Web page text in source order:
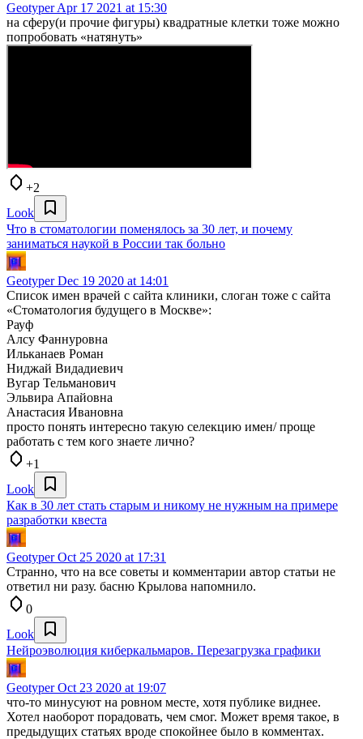
GeotyperApr 17 2021 at 15:30
на сферу(и прочие фигуры) квадратные клетки тоже можно
попробовать «натянуть»
+2
Look
Что в стоматологии поменялось за 30 лет, и почему
заниматься наукой в России так больно
GeotyperDec 19 2020 at 14:01
Список имен врачей с сайта клиники, слоган тоже с сайта
«Стоматология будущего в Москве»:
Рауф
Алсу Фаннуровна
Ильканаев Роман
Ниджай Видадиевич
Вугар Тельманович
Эльвира Апайовна
Анастасия Ивановна
просто понять интересно такую селекцию имен/ проще
работать с тем кого знаете лично?
+1
Look
Как в 30 лет стать старым и никому не нужным на примере
разработки квеста
GeotyperOct 25 2020 at 17:31
Странно, что на все советы и комментарии автор статьи не
ответил ни разу. басню Крылова напомнило.
0
Look
Нейроэволюция киберкальмаров. Перезагрузка графики
GeotyperOct 23 2020 at 19:07
что-то минусуют на ровном месте, хотя публике виднее.
Хотел наоборот порадовать, чем смог. Может время такое, в
предыдущих статьях вроде спокойнее было в комментах.